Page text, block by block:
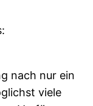
nach nur ein
viele